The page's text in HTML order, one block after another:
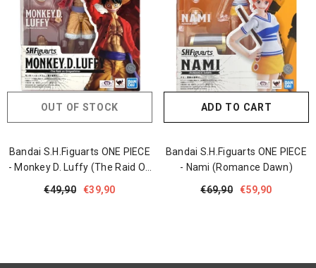
OUT OF STOCK
Bandai S.H.Figuarts ONE PIECE
- Monkey D. Luffy (The Raid On
€49,90 €39,90
ADD TO CART
Bandai S.H.Figuarts ONE PIECE
- Nami (Romance Dawn)
€69,90
€59,90